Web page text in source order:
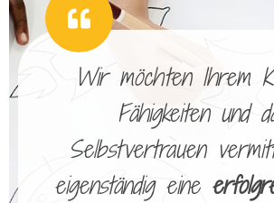
Wir möchten Ihrem
Fähigkeiten und
Selbstvertrauen
eigenständig eine